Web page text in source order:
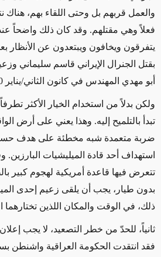
والعمل قربهم بل وحتى اللقاء بهم، هناك
فعلاً وهي مقتلهم. وقد كان ذلك واضحاً
يتفرقون ويخافون ويبتعدون عن الأنظار
بقتل ا لجنرال الإيراني قاسم سليماني
أبو مهدي المهندس في كانون الثاني/يناير 2020.
ولكن بدلاً من استخدام الخيار الأكثر
تبدأ بالتلميح إليه. وهذا يعني على أرض
ضربة متعمدة شبه مخطئة على هدف
استهداف أحد قادة الميليشيات البارزين.
تتعرض فيها قاعدة أمريكية لهجوم كبير
بدون طيار ، يجب أن يلقى زعيم إحدى
ذلك، في الوقت والمكان اللذين تختارهما
ثانياً، للحدّ من خطر التصعيد، لا يجب
فقد انتقدت الحكومة العراقية واشنطن